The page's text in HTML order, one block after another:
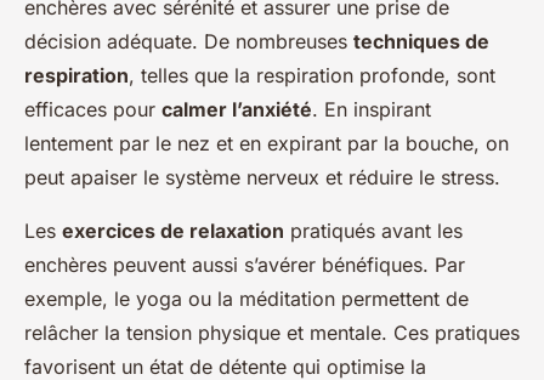
enchères avec sérénité et assurer une prise de
décision adéquate. De nombreuses techniques de
respiration, telles que la respiration profonde, sont
efficaces pour calmer l’anxiété. En inspirant
lentement par le nez et en expirant par la bouche, on
peut apaiser le système nerveux et réduire le stress.
Les exercices de relaxation pratiqués avant les
enchères peuvent aussi s’avérer bénéfiques. Par
exemple, le yoga ou la méditation permettent de
relâcher la tension physique et mentale. Ces pratiques
favorisent un état de détente qui optimise la